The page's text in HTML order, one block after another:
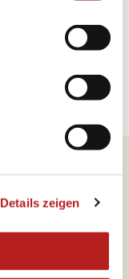
Details zeigen